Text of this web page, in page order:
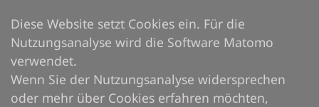
Diese Website setzt Cookies ein. Für die
Nutzungsanalyse wird die Software Matomo
verwendet.
Wenn Sie der Nutzungsanalyse widersprechen
oder mehr über Cookies erfahren möchten,